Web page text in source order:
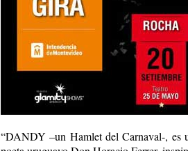
“DANDY –un Hamlet del Carnaval-, es